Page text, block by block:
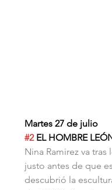
Martes 27 de julio
#2 EL HOMBRE
Nina Ramirez va
justo antes de que
descubrió la